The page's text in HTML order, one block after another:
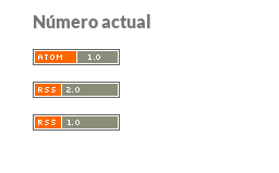
Número actual